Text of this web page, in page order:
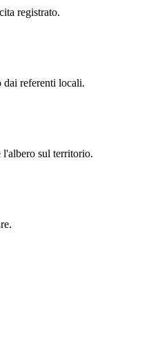
registrato.
dai referenti locali.
l'albero sul territorio.